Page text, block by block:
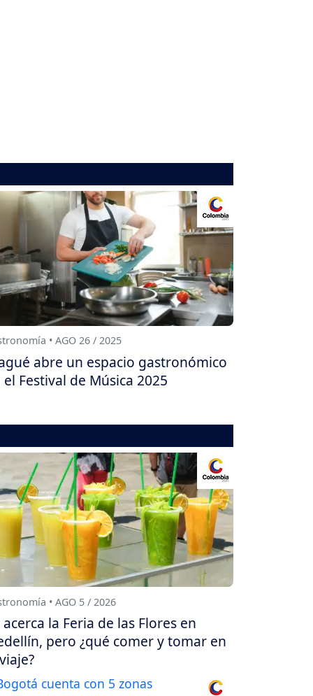
• AGO 26 / 2025
abre un espacio gastronómico
el Festival de Música 2025
• AGO 5 / 2026
acerca la Feria de las Flores en
pero ¿qué comer y tomar en